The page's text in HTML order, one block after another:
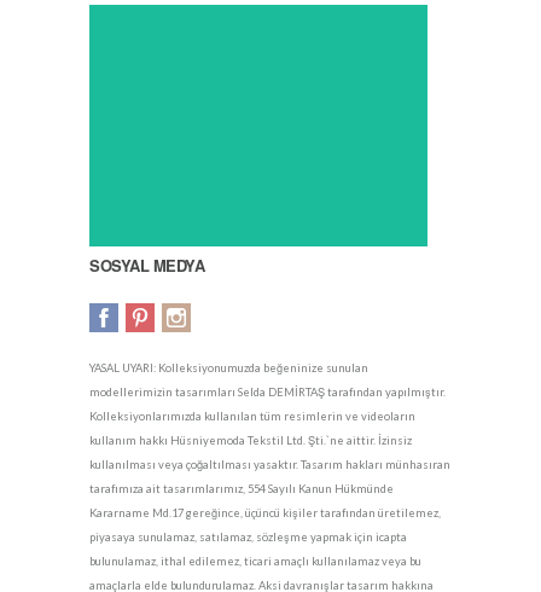
SOSYAL MEDYA
YASAL UYARI: Kolleksiyonumuzda beğeninize sunulan
modellerimizin tasarımları Selda DEMİRTAŞ tarafından yapılmıştır.
Kolleksiyonlarımızda kullanılan tüm resimlerin ve videoların
kullanım hakkı Hüsniyemoda Tekstil Ltd. Şti.`ne aittir. İzinsiz
kullanılması veya çoğaltılması yasaktır. Tasarım hakları münhasıran
tarafımıza ait tasarımlarımız, 554 Sayılı Kanun Hükmünde
Kararname Md.17 gereğince, üçüncü kişiler tarafından üretilemez,
piyasaya sunulamaz, satılamaz, sözleşme yapmak için icapta
bulunulamaz, ithal edilemez, ticari amaçlı kullanılamaz veya bu
amaçlarla elde bulundurulamaz. Aksi davranışlar tasarım hakkına